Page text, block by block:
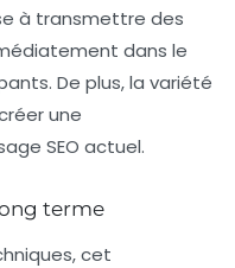
à transmettre des
dans le
De plus, la variété
une
SEO actuel.
terme
cet